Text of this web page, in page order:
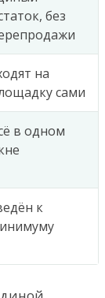
без
на
сами
в одном
к